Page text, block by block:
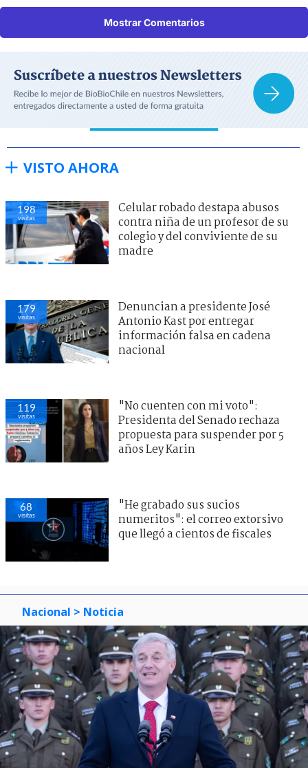
Mostrar Comentarios
VISTO AHORA
198
visitas
Celular robado destapa abusos
contra niña de un profesor de su
colegio y del conviviente de su
madre
179
visitas
Denuncian a presidente José
Antonio Kast por entregar
información falsa en cadena
nacional
119
visitas
"No cuenten con mi voto":
Presidenta del Senado rechaza
propuesta para suspender por 5
años Ley Karin
68
visitas
"He grabado sus sucios
numeritos": el correo extorsivo
que llegó a cientos de fiscales
Nacional > Noticia